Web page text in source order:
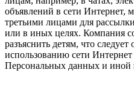
объявлений в сети Интернет,
третьими лицами для
или в иных целях. Компания
разъяснить детям, что следует
использованию сети
Персональных данных и